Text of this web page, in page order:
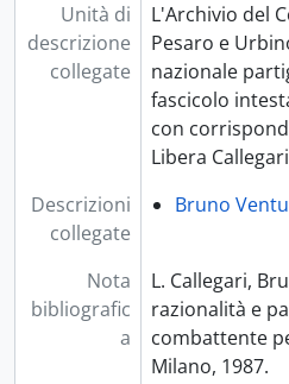
Unità di
descrizione
collegate
L'Archivio del
Pesaro e
nazionale
fascicolo
con
Libera
Descrizioni
collegate
Bruno
Nota
bibliografic
a
L. Callegari,
razionalità e
combattente
Milano, 1987.